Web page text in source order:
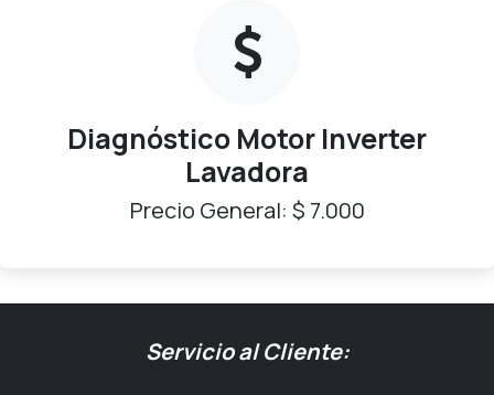
Diagnóstico Motor Inverter
Lavadora
Precio General: $ 7.000
Servicio al Cliente: